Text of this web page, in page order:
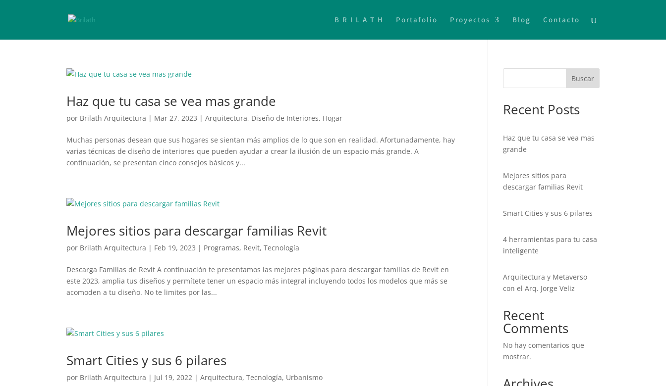
B R I L A T H Portafolio Proyectos Blog Contacto
Haz que tu casa se vea mas grande
por Brilath Arquitectura | Mar 27, 2023 |Arquitectura, Diseño de Interiores, Hogar
Muchas personas desean que sus hogares se sientan más amplios de lo que son en realidad. Afortunadamente, hay
varias técnicas de diseño de interiores que pueden ayudar a crear la ilusión de un espacio más grande. A
continuación, se presentan cinco consejos básicos y...
Mejores sitios para descargar familias Revit
por Brilath Arquitectura | Feb 19, 2023 | Programas, Revit,Tecnología
Descarga Familias de Revit A continuación te presentamos las mejores páginas para descargar familias de Revit en
este 2023, amplia tus diseños y permítete tener un espacio más integral incluyendo todos los modelos que más se
acomoden a tu diseño. No te limites por las...
Smart Cities y sus 6 pilares
por Brilath Arquitectura | Jul 19, 2022 |Arquitectura,Tecnología, Urbanismo
Buscar
Recent Posts
Haz que tu casa se vea mas
grande
Mejores sitios para
descargar familias Revit
Smart Cities y sus 6 pilares
4 herramientas para tu casa
inteligente
Arquitectura y Metaverso
con el Arq. Jorge Veliz
Recent
Comments
No hay comentarios que
mostrar.